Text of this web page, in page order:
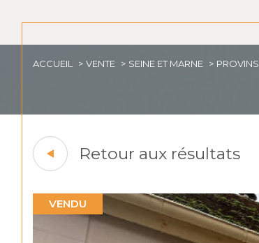
ACCUEIL VENTE SEINE ET MARNE PROVINS
Retour aux résultats
VENDU